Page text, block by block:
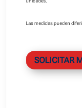
Las medidas pueden
SOLICITAR